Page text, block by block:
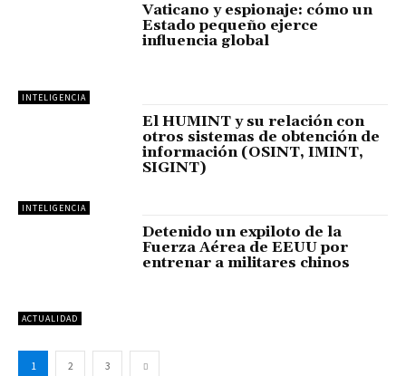
INTELIGENCIA
Vaticano y espionaje: cómo un
Estado pequeño ejerce
influencia global
INTELIGENCIA
El HUMINT y su relación con
otros sistemas de obtención de
información (OSINT, IMINT,
SIGINT)
ACTUALIDAD
Detenido un expiloto de la
Fuerza Aérea de EEUU por
entrenar a militares chinos
1 2 3